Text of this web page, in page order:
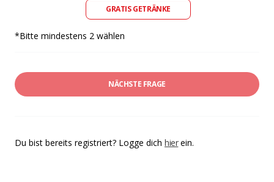
GRATIS GETRÄNKE
*Bitte mindestens 2 wählen
NÄCHSTE FRAGE
Du bist bereits registriert? Logge dich hierein.